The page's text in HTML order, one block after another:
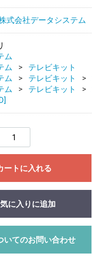
式会社データシステム
ム
ム
テレビキット
ム
テレビキット
ム
テレビキット
ートに入れる
に入りに追加
いてのお問い合わせ